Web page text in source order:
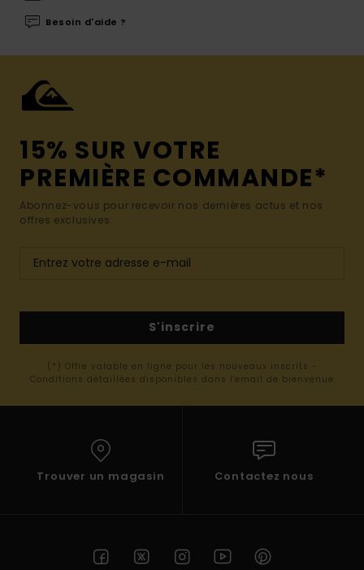
Besoin d'aide ?
15% SUR VOTRE
PREMIÈRE COMMANDE*
Abonnez-vous pour recevoir nos dernières actus et nos
offres exclusives.
S'inscrire
(*) Offre valable en ligne pour les nouveaux inscrits -
Conditions détaillées disponibles dans l'email de bienvenue
Trouver un magasin Contactez nous